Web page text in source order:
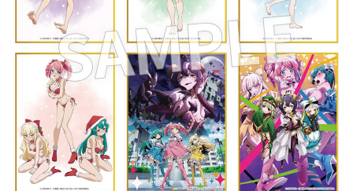
セリフ缶バッジ
閃乱カグラ
アクリルコレクション
制服風 水着 ver.
立体マウスパッド
POP UP SHOP 2024
怪獣8号
超探偵事件簿 レインコード
恋する（おとめ）の作り方
キャラリズム
進撃の巨人
魔法少女にあこがれて